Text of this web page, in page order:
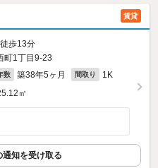
賃貸
歩13分
町1丁目9-23
数 築38年5ヶ月 間取り 1K
㎡
知を受け取る